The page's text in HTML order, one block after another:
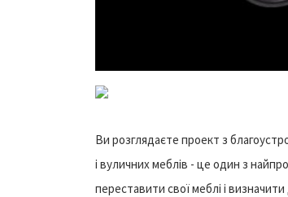
Ви розглядаєте проект з
і вуличних меблів - це один з
переставити свої меблі і